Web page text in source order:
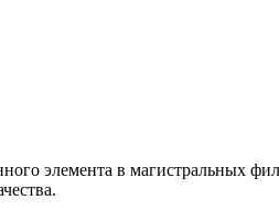
элемента в магистральных